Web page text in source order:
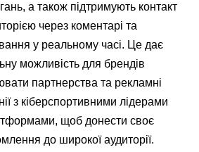
а також підтримують контакт
через коментарі та
у реальному часі. Це дає
можливість для брендів
партнерства та рекламні
з кіберспортивними лідерами
щоб донести своє
до широкої аудиторії.